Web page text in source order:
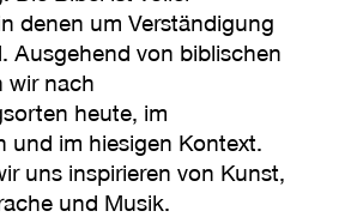
denen um Verständigung
Ausgehend von biblischen
wir nach
heute, im
und im hiesigen Kontext.
uns inspirieren von Kunst,
und Musik.